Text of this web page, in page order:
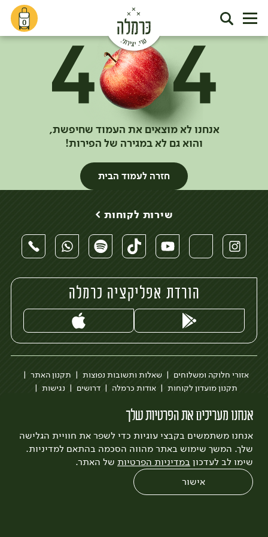
0
אנחנו לא מוצאים את העמוד שחיפשת,
והוא גם לא במגירה של הפירות!
חזרה לעמוד הבית
אנחנו מעריכים את הפרטיות שלך
אנחנו משתמשים בקבצי עוגיות כדי לשפר את חוויית הגלישה
שלך. המשך שימוש באתר מהווה הסכמה בהתאם למדיניות.
שימו לב לעדכון במדיניות הפרטיות של האתר.
אישור
שירות לקוחות >
הורדת אפליקציה כרמלה
אזורי חלוקה ומשלוחים שאלות ותשובות נפוצות
תקנון האתר
תקנון מועדון לקוחות
אודות כרמלה דרושים
נגישות
לצפייה בעדכון מדיניות פרטיות
עיצוב:3bears פיתוח:Quatro